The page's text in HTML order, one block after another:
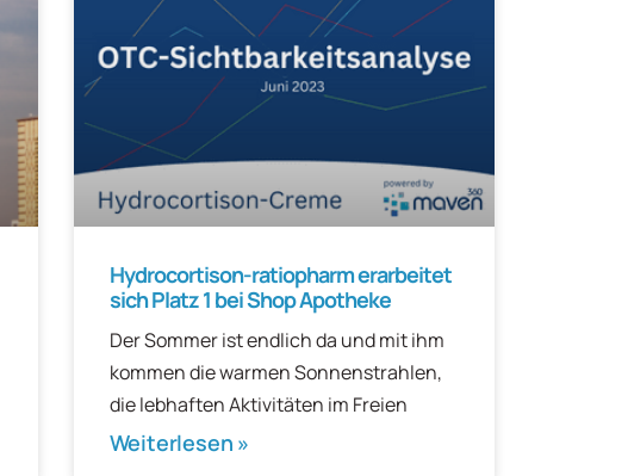
Hydrocortison-ratiopharm erarbeitet
sich Platz 1 bei Shop Apotheke
Der Sommer ist endlich da und mit ihm
kommen die warmen Sonnenstrahlen,
die lebhaften Aktivitäten im Freien
Weiterlesen »